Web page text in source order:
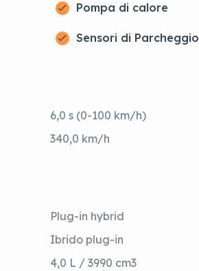
Pompa di calore
Sensori di Parcheggio
6,0 s (0-100 km/h)
340,0 km/h
Plug-in hybrid
Ibrido plug-in
4,0 L / 3990 cm3